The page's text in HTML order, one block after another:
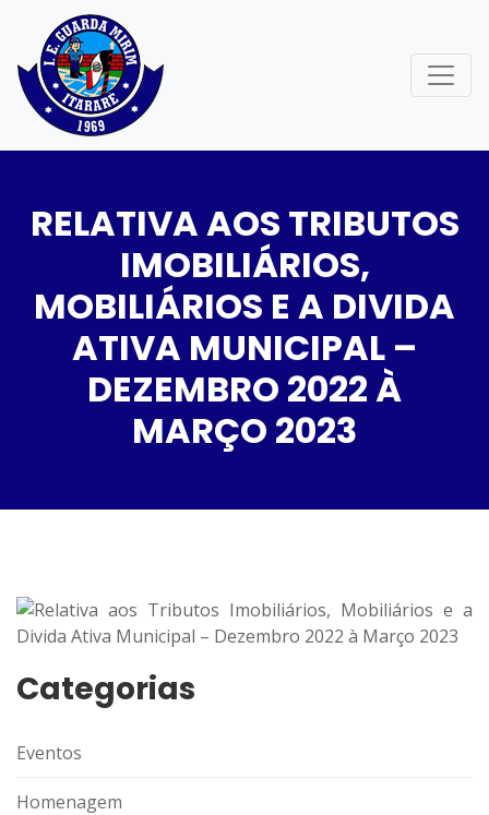
RELATIVA AOS TRIBUTOS
IMOBILIÁRIOS,
MOBILIÁRIOS E A DIVIDA
ATIVA MUNICIPAL –
DEZEMBRO 2022 À
MARÇO 2023
Categorias
Eventos
Homenagem